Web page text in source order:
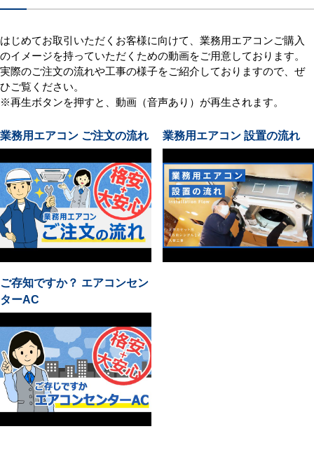
はじめてお取引いただくお客様に向けて、業務用エアコンご購入
のイメージを持っていただくための動画をご用意しております。
実際のご注文の流れや工事の様子をご紹介しておりますので、ぜ
ひご覧ください。
※再生ボタンを押すと、動画（音声あり）が再生されます。
業務用エアコン ご注文の流れ 業務用エアコン 設置の流れ
ご存知ですか？ エアコンセン
ターAC